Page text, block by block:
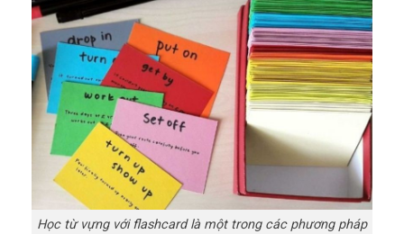
Học từ vựng với flashcard là một trong các phương pháp